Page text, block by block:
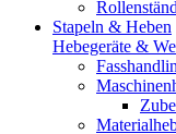
Stapeln & Heben
Hebegeräte &